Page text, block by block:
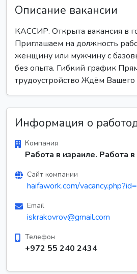
Описание вакансии
КАССИР. Открыта вакансия в
Приглашаем на должность
женщину или мужчину с
без опыта. Гибкий график
трудоустройство Ждём Вашего
Информация о
Компания
Работа в израиле. Работа
Сайт компании
haifawork.com/
Email
iskrakovrov@gmail.com
Телефон
+972 55 240 2434